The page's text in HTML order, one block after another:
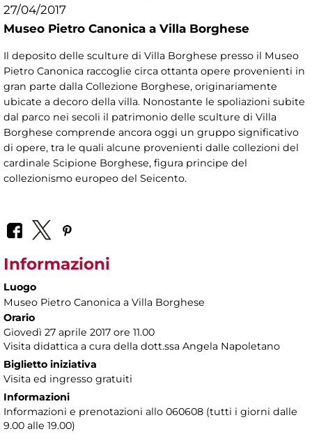
27/04/2017
Museo Pietro Canonica a Villa Borghese
Il deposito delle sculture di Villa Borghese presso il Museo
Pietro Canonica raccoglie circa ottanta opere provenienti in
gran parte dalla Collezione Borghese, originariamente
ubicate a decoro della villa. Nonostante le spoliazioni subite
dal parco nei secoli il patrimonio delle sculture di Villa
Borghese comprende ancora oggi un gruppo significativo
di opere, tra le quali alcune provenienti dalle collezioni del
cardinale Scipione Borghese, figura principe del
collezionismo europeo del Seicento.
Informazioni
Luogo
Museo Pietro Canonica a Villa Borghese
Orario
Giovedì 27 aprile 2017 ore 11.00
Visita didattica a cura della dott.ssa Angela Napoletano
Biglietto iniziativa
Visita ed ingresso gratuiti
Informazioni
Informazioni e prenotazioni allo 060608 (tutti i giorni dalle
9.00 alle 19.00)